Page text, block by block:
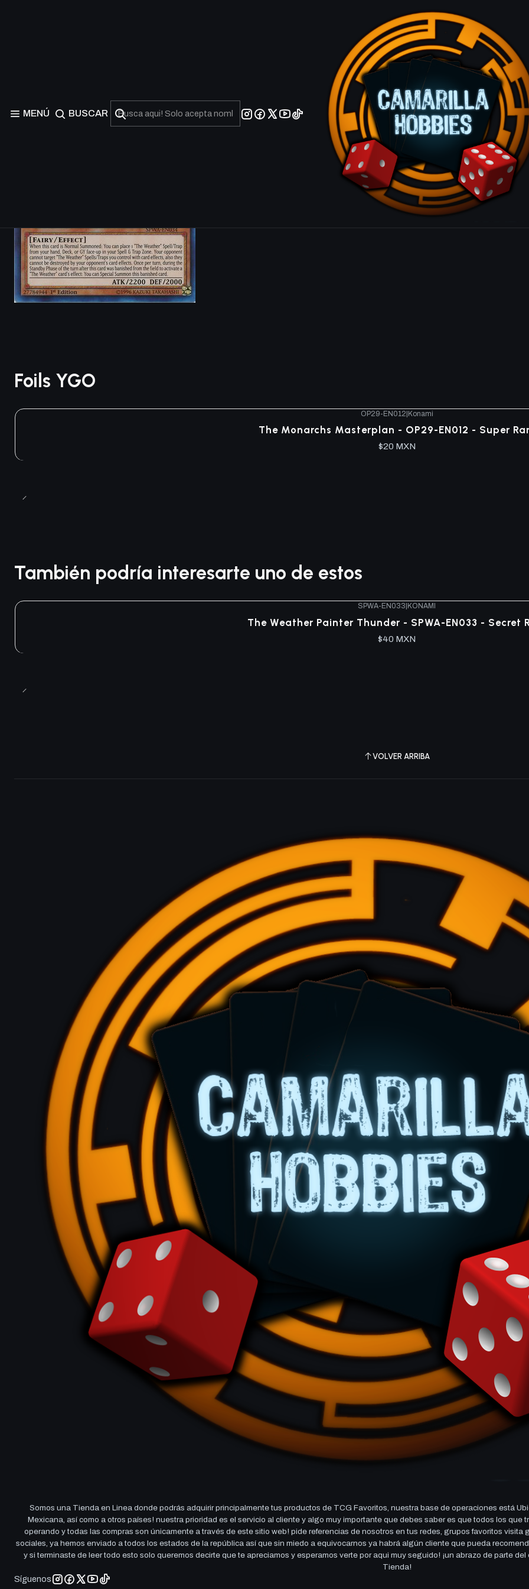
MENÚ BUSCAR
The
SPWA-
|
Mostrar stock de
COMPARTIR ESTE PRODUCTO
Foils YGO
OP29-EN012 Konami
The Monarchs Masterplan - OP29-EN012 - Super
$20 MXN
También podría interesarte uno de estos
SPWA-EN033 KONAMI
The Weather Painter Thunder - SPWA-EN033 - Secret
$40 MXN
VOLVER ARRIBA
Somos una Tienda en Linea donde podrás adquirir principalmente tus productos de TCG Favoritos, nuestra base de operaciones está
Mexicana, así como a otros países! nuestra prioridad es el servicio al cliente y algo muy importante que debes saber es que todos los
operando y todas las compras son únicamente a través de este sitio web! pide referencias de nosotros en tus redes, grupos favoritos
sociales, ya hemos enviado a todos los estados de la república así que sin miedo a equivocarnos ya habrá algún cliente que pueda
y si terminaste de leer todo esto solo queremos decirte que te apreciamos y esperamos verte por aqui muy seguido! ¡un abrazo de parte
Tienda!
Síguenos